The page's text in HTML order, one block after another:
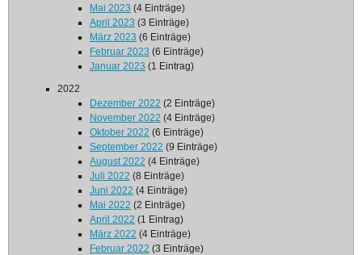
Mai 2023 (4 Einträge)
April 2023 (3 Einträge)
März 2023 (6 Einträge)
Februar 2023 (6 Einträge)
Januar 2023 (1 Eintrag)
2022
Dezember 2022 (2 Einträge)
November 2022 (4 Einträge)
Oktober 2022 (6 Einträge)
September 2022 (9 Einträge)
August 2022 (4 Einträge)
Juli 2022 (8 Einträge)
Juni 2022 (4 Einträge)
Mai 2022 (2 Einträge)
April 2022 (1 Eintrag)
März 2022 (4 Einträge)
Februar 2022 (3 Einträge)